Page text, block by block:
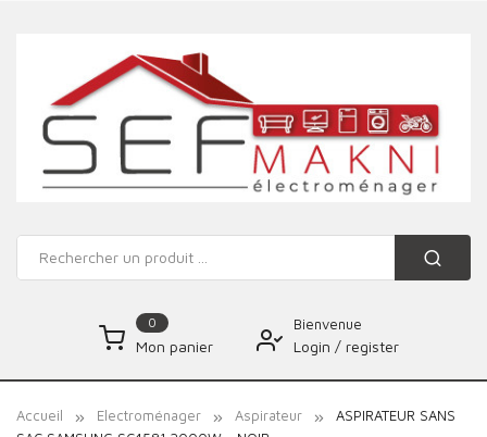
0
Mon panier
Bienvenue
Login / register
Accueil Electroménager Aspirateur
ASPIRATEUR SANS